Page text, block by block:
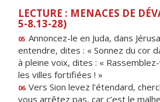
LECTURE : MENACES DE
5-8.13-28)
05 Annoncez-le en Juda, dans
entendre, dites : « Sonnez du cor
à pleine voix, dites : «
les villes fortifiées ! »
06 Vers Sion levez l’étendard,
vous arrêtez pas, car c’est le